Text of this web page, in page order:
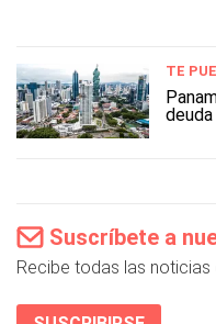
TE
Suscríbete a
Recibe todas las noticias